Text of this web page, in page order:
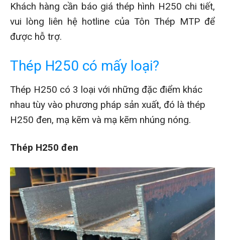
Khách hàng cần báo giá thép hình H250 chi tiết,
vui lòng liên hệ hotline của Tôn Thép MTP để
được hỗ trợ.
Thép H250 có mấy loại?
Thép H250 có 3 loại với những đặc điểm khác
nhau tùy vào phương pháp sản xuất, đó là thép
H250 đen, mạ kẽm và mạ kẽm nhúng nóng.
Thép H250 đen